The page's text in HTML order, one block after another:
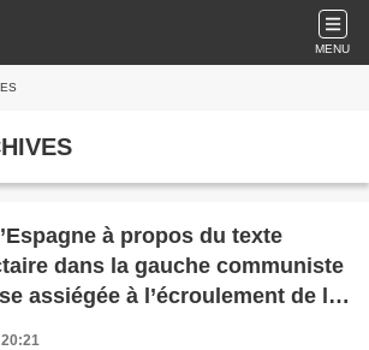
MENU
à propos du texte
dans la gauche communiste
assiégée à l’écroulement de la